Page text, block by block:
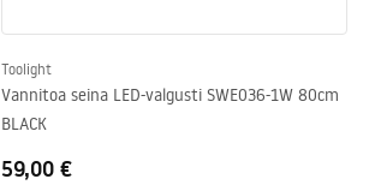
Toolight
Vannitoa seina LED-valgusti SWE036-1W 80cm
BLACK
59,00 €